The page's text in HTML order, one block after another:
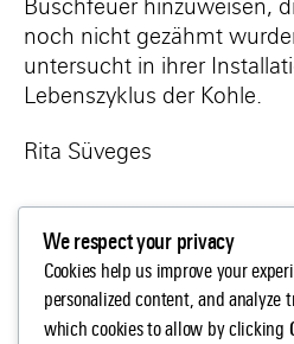
Buschfeuer hinzuweisen,
noch nicht gezähmt
untersucht in ihrer
Lebenszyklus der Kohle.
Rita Süveges
Eszter Ágnes SZABÓ
WHANDAL
We respect your privacy
Cookies help us improve your
personalized content, and analyze
which cookies to allow by clicking